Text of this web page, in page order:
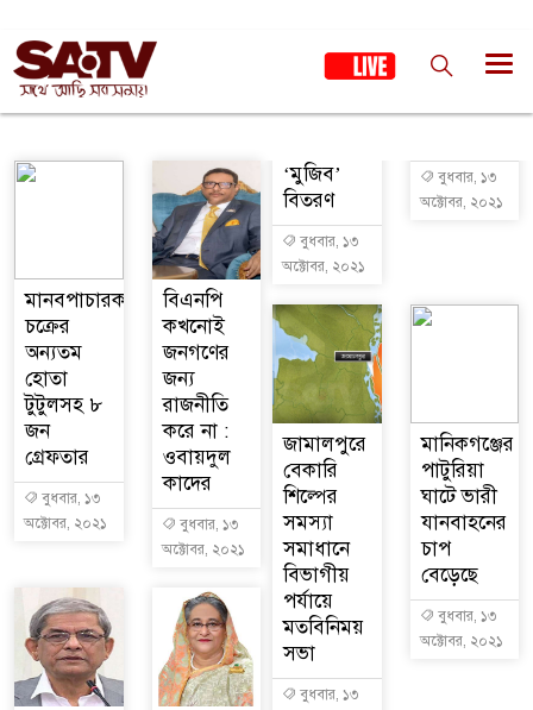
মানবপাচারকারী
চক্রের
অন্যতম
হোতা
টুটুলসহ ৮
জন
গ্রেফতার
অক্টোবর, ২০২১
বিএনপি
কখনোই
জনগণের
জন্য
রাজনীতি
করে না :
ওবায়দুল
কাদের
অক্টোবর, ২০২১
‘মুজিব’
বিতরণ
অক্টোবর, ২০২১
অক্টোবর, ২০২১
জামালপুরে
বেকারি
শিল্পের
সমস্যা
সমাধানে
বিভাগীয়
পর্যায়ে
মতবিনিময়
সভা
মানিকগঞ্জের
পাটুরিয়া
ঘাটে ভারী
যানবাহনের
চাপ
বেড়েছে
অক্টোবর, ২০২১